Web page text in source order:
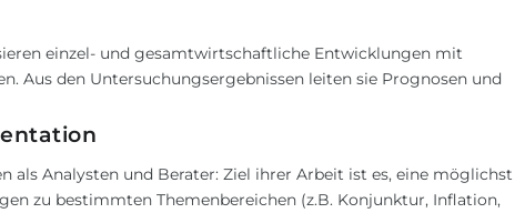
einzel- und gesamtwirtschaftliche Entwicklungen mit
Aus den Untersuchungsergebnissen leiten sie Prognosen und
als Analysten und Berater: Ziel ihrer Arbeit ist es, eine möglichst
zu bestimmten Themenbereichen (z.B. Konjunktur, Inflation,